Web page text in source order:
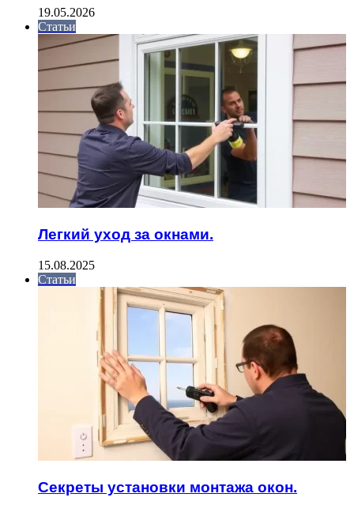
19.05.2026
Статьи
Легкий уход за окнами.
15.08.2025
Статьи
Секреты установки монтажа окон.